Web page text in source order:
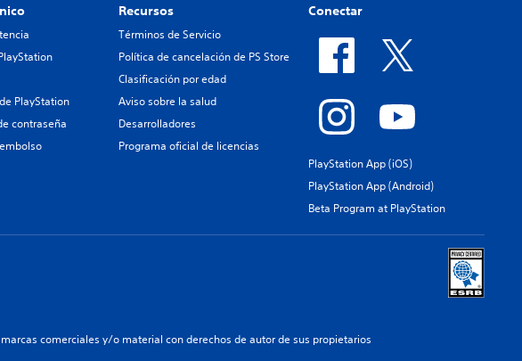
PlayStation
contraseña
Recursos
Términos de Servicio
Política de cancelación de PS Store
Clasificación por edad
Aviso sobre la salud
Desarrolladores
Programa oficial de licencias
Conectar
PlayStation App (iOS)
PlayStation App (Android)
Beta Program at PlayStation
comerciales y/o material con derechos de autor de sus propietarios